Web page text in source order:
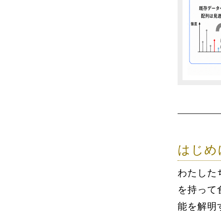
はじめ
わたした
を持って
能を解明